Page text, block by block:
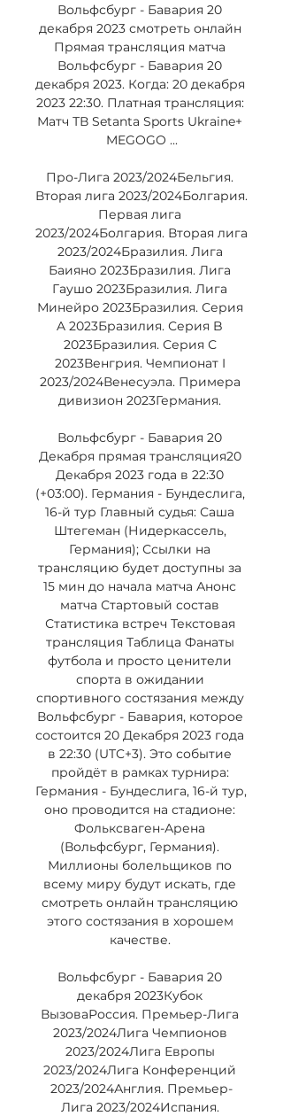
Вольфсбург - Бавария 20
декабря 2023 смотреть онлайн
Прямая трансляция матча
Вольфсбург - Бавария 20
декабря 2023. Когда: 20 декабря
2023 22:30. Платная трансляция:
Матч ТВ Setanta Sports Ukraine+
MEGOGO ...
Про-Лига 2023/2024Бельгия.
Вторая лига 2023/2024Болгария.
Первая лига
2023/2024Болгария. Вторая лига
2023/2024Бразилия. Лига
Баияно 2023Бразилия. Лига
Гаушо 2023Бразилия. Лига
Минейро 2023Бразилия. Серия
A 2023Бразилия. Серия B
2023Бразилия. Серия С
2023Венгрия. Чемпионат I
2023/2024Венесуэла. Примера
дивизион 2023Германия.
Вольфсбург - Бавария 20
Декабря прямая трансляция20
Декабря 2023 года в 22:30
(+03:00). Германия - Бундеслига,
16-й тур Главный судья: Саша
Штегеман (Нидеркассель,
Германия); Ссылки на
трансляцию будет доступны за
15 мин до начала матча Анонс
матча Стартовый состав
Статистика встреч Текстовая
трансляция Таблица Фанаты
футбола и просто ценители
спорта в ожидании
спортивного состязания между
Вольфсбург - Бавария, которое
состоится 20 Декабря 2023 года
в 22:30 (UTC+3). Это событие
пройдёт в рамках турнира:
Германия - Бундеслига, 16-й тур,
оно проводится на стадионе:
Фольксваген-Арена
(Вольфсбург, Германия).
Миллионы болельщиков по
всему миру будут искать, где
смотреть онлайн трансляцию
этого состязания в хорошем
качестве.
Вольфсбург - Бавария 20
декабря 2023Кубок
ВызоваРоссия. Премьер-Лига
2023/2024Лига Чемпионов
2023/2024Лига Европы
2023/2024Лига Конференций
2023/2024Англия. Премьер-
Лига 2023/2024Испания.